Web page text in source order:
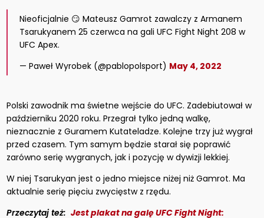
Nieoficjalnie 😏 Mateusz Gamrot zawalczy z Armanem
Tsarukyanem 25 czerwca na gali UFC Fight Night 208 w
UFC Apex.
— Paweł Wyrobek (@pablopolsport) May 4, 2022
Polski zawodnik ma świetne wejście do UFC. Zadebiutował w
październiku 2020 roku. Przegrał tylko jedną walkę,
nieznacznie z Guramem Kutateladze. Kolejne trzy już wygrał
przed czasem. Tym samym będzie starał się poprawić
zarówno serię wygranych, jak i pozycję w dywizji lekkiej.
W niej Tsarukyan jest o jedno miejsce niżej niż Gamrot. Ma
aktualnie serię pięciu zwycięstw z rzędu.
Przeczytaj też:Jest plakat na galę UFC Fight Night: